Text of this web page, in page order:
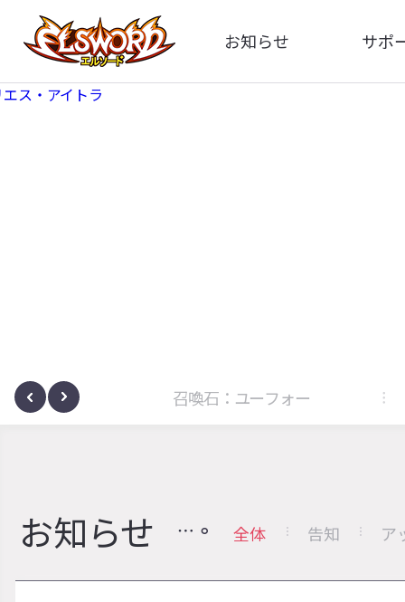
お知らせ
全体
サポ
サノヴァ 召喚石：ユーフォー
お知らせ 全体 告知 ア